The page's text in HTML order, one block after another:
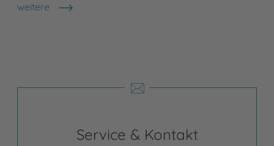
weitere
Shops anzeigen
Service & Kontakt